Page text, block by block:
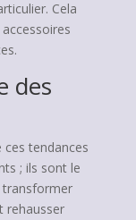
Cela
des
tendances
; ils sont le
transformer
rehausser